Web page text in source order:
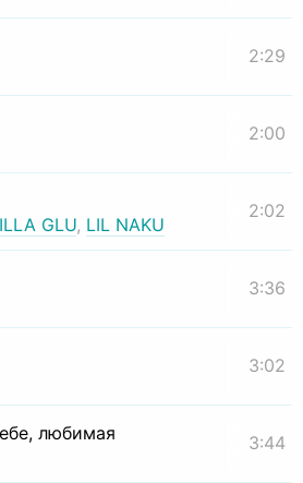
2:29
2:00
GLU, LIL NAKU
2:02
3:36
3:02
любимая
3:44